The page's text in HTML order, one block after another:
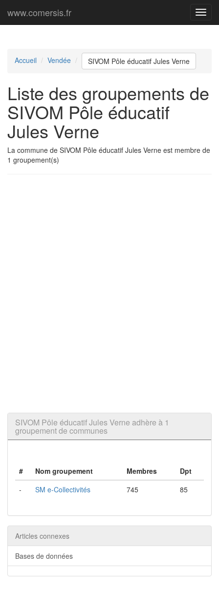
Menu
www.comersis.fr
Accueil Vendée SIVOM Pôle éducatif Jules Verne
Liste des groupements de
SIVOM Pôle éducatif
Jules Verne
La commune de SIVOM Pôle éducatif Jules Verne est membre de
1 groupement(s)
SIVOM Pôle éducatif Jules Verne adhère à 1
groupement de communes
# Nom groupement Membres
Dpt
-
SM e-Collectivités 745 85
Articles connexes
Bases de données